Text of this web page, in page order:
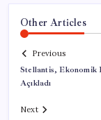
Other Articles
Previous
Stellantis, Ekonomik
Açıkladı
Next